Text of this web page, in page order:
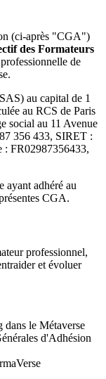
(ci-après "CGA")
des Formateurs
de
au capital de 1
au RCS de Paris
social au 11 Avenue
356 433, SIRET :
: FR02987356433,
ayant adhéré au
CGA.
professionnel,
et évoluer
dans le Métaverse
d'Adhésion